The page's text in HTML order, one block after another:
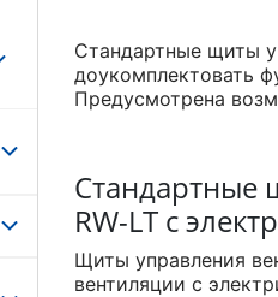
Стандартные щиты
доукомплектовать
Предусмотрена
Стандартные
RW-LT с
Щиты управления
вентиляции с